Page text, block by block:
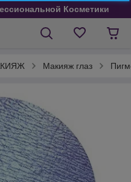
Косметики
Макияж глаз